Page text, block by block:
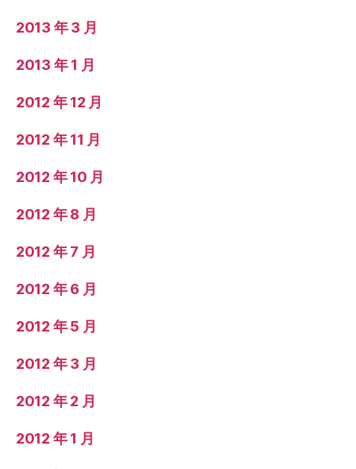
2013 年 3 月
2013 年 1 月
2012 年 12 月
2012 年 11 月
2012 年 10 月
2012 年 8 月
2012 年 7 月
2012 年 6 月
2012 年 5 月
2012 年 3 月
2012 年 2 月
2012 年 1 月